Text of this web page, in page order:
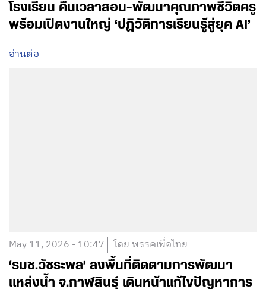
โรงเรียน คืนเวลาสอน-พัฒนาคุณภาพชีวิตครู
พร้อมเปิดงานใหญ่ ‘ปฏิวัติการเรียนรู้สู่ยุค AI’
อ่านต่อ
May 11, 2026 - 10:47 โดย พรรคเพื่อไทย
‘รมช.วัชระพล’ ลงพื้นที่ติดตามการพัฒนา
แหล่งน้ำ จ.กาฬสินธุ์ เดินหน้าแก้ไขปัญหาการ